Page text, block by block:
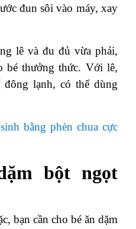
đun sôi vào máy, xay
lê và đu đủ vừa phải,
bé thưởng thức. Với lê,
lạnh, có thể dùng
bằng phèn chua cực
bột ngọt
bạn cần cho bé ăn dặm